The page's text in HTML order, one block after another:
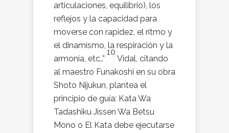
articulaciones, equilibrio), los
reflejos y la capacidad para
moverse con rapidez, el ritmo y
el dinamismo, la respiración y la
armonía, etc..”
10
Vidal, citando
al maestro Funakoshi en su obra
Shoto Nijukun, plantea el
principio de guía: Kata Wa
Tadashiku Jissen Wa Betsu
Mono o El Kata debe ejecutarse